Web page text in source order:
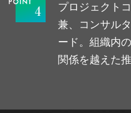
プロジェクト
兼、コンサル
ード。組織内
関係を越えた